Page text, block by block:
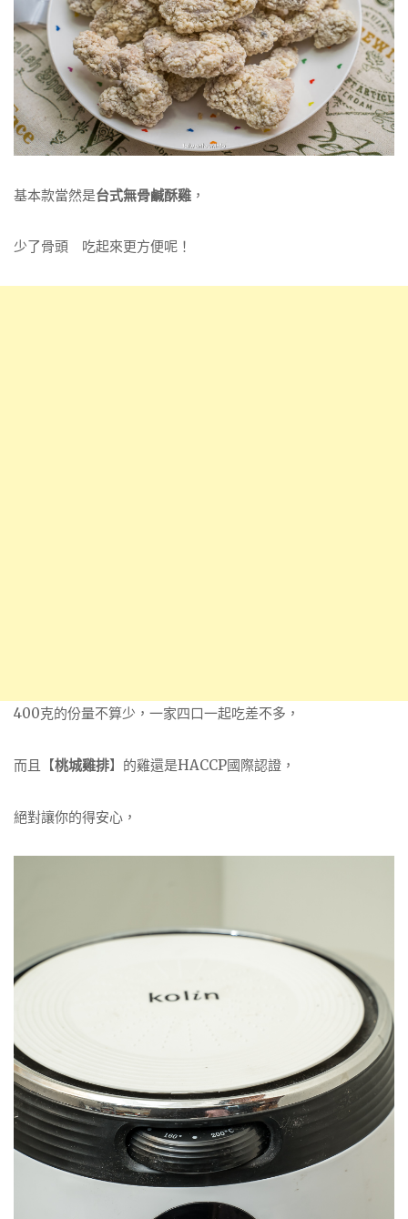
基本款當然是台式無骨鹹酥雞 ，
少了骨頭 吃起來更方便呢！
400克的份量不算少，一家四口一起吃差不多，
而且【桃城雞排】的雞還是HACCP國際認證，
絕對讓你的得安心，